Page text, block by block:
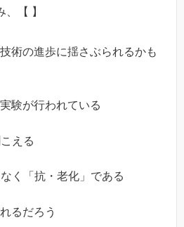
【 】
術の進歩に揺さぶられるかも
験が行われている
える
く「抗・老化」である
るだろう